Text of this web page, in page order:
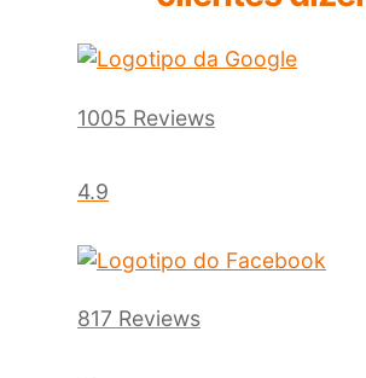
1005 Reviews
4.9
817 Reviews